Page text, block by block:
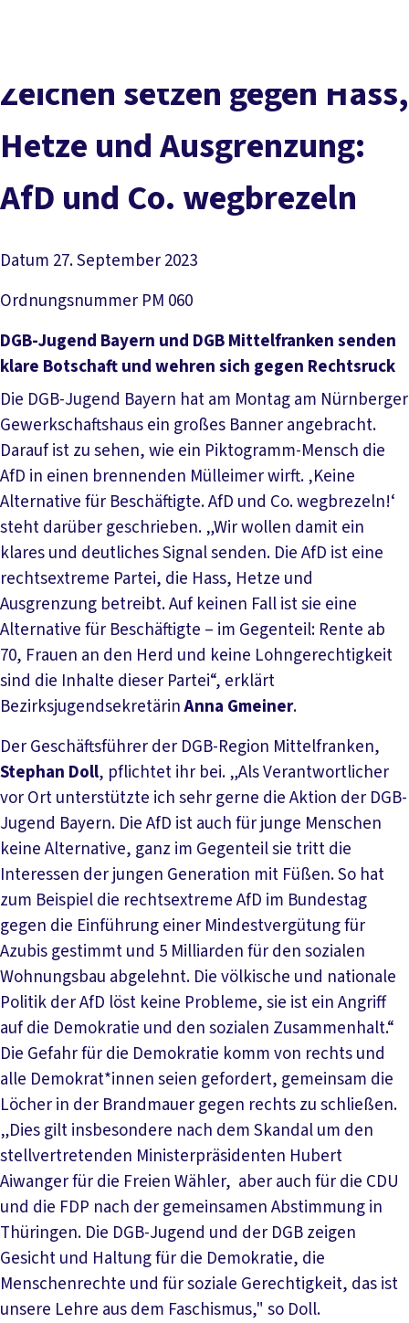
Service
Mitmachen
Zei­chen set­zen ge­gen Hass,
Het­ze und Aus­gren­zung:
AfD und Co. weg­bre­zeln
Datum 27. September 2023
Ordnungsnummer PM 060
DGB-Jugend Bayern und DGB Mittelfranken senden
klare Botschaft und wehren sich gegen Rechtsruck
Die DGB-Jugend Bayern hat am Montag am Nürnberger
Gewerkschaftshaus ein großes Banner angebracht.
Darauf ist zu sehen, wie ein Piktogramm-Mensch die
AfD in einen brennenden Mülleimer wirft. ‚Keine
Alternative für Beschäftigte. AfD und Co. wegbrezeln!‘
steht darüber geschrieben. „Wir wollen damit ein
klares und deutliches Signal senden. Die AfD ist eine
rechtsextreme Partei, die Hass, Hetze und
Ausgrenzung betreibt. Auf keinen Fall ist sie eine
Alternative für Beschäftigte – im Gegenteil: Rente ab
70, Frauen an den Herd und keine Lohngerechtigkeit
sind die Inhalte dieser Partei“, erklärt
BezirksjugendsekretärinAnna Gmeiner.
Der Geschäftsführer der DGB-Region Mittelfranken,
Stephan Doll, pflichtet ihr bei. „Als Verantwortlicher
vor Ort unterstützte ich sehr gerne die Aktion der DGB-
Jugend Bayern. Die AfD ist auch für junge Menschen
keine Alternative, ganz im Gegenteil sie tritt die
Interessen der jungen Generation mit Füßen. So hat
zum Beispiel die rechtsextreme AfD im Bundestag
gegen die Einführung einer Mindestvergütung für
Azubis gestimmt und 5 Milliarden für den sozialen
Wohnungsbau abgelehnt. Die völkische und nationale
Politik der AfD löst keine Probleme, sie ist ein Angriff
auf die Demokratie und den sozialen Zusammenhalt.“
Die Gefahr für die Demokratie komm von rechts und
alle Demokrat*innen seien gefordert, gemeinsam die
Löcher in der Brandmauer gegen rechts zu schließen.
„Dies gilt insbesondere nach dem Skandal um den
stellvertretenden Ministerpräsidenten Hubert
Aiwanger für die Freien Wähler, aber auch für die CDU
und die FDP nach der gemeinsamen Abstimmung in
Thüringen. Die DGB-Jugend und der DGB zeigen
Gesicht und Haltung für die Demokratie, die
Menschenrechte und für soziale Gerechtigkeit, das ist
unsere Lehre aus dem Faschismus," so Doll.